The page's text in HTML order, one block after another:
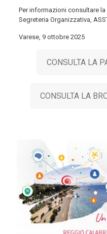
Per informazioni consultare
Segreteria Organizzativa,
Varese, 9 ottobre 2025
CONSULTA LA
CONSULTA LA